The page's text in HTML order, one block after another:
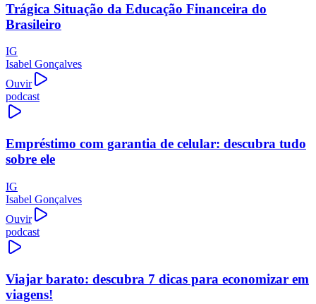
Trágica Situação da Educação Financeira do
Brasileiro
IG
Isabel Gonçalves
Ouvir
podcast
Empréstimo com garantia de celular: descubra tudo
sobre ele
IG
Isabel Gonçalves
Ouvir
podcast
Viajar barato: descubra 7 dicas para economizar em
viagens!